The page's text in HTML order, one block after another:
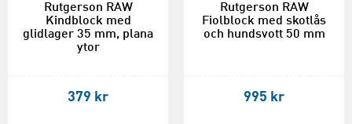
Rutgerson RAW
Kindblock med
glidlager 35 mm, plana
ytor
379 kr
Rutgerson RAW
Fiolblock med skotlås
och hundsvott 50 mm
995 kr